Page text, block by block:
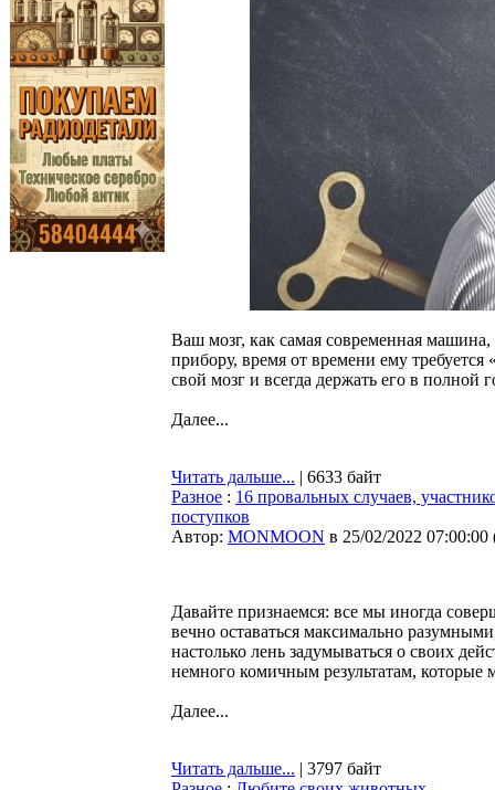
Ваш мозг, как самая современная
прибору, время от времени ему требуется
свой мозг и всегда держать его в полной
Далее...
Читать дальше... | 6633 байт
Разное : 16 провальных случаев,
поступков
Автор: MONMOON в 25/02/2022 07:00:00
Давайте признаемся: все мы иногда
вечно оставаться максимально
настолько лень задумываться о своих
немного комичным результатам, которые
Далее...
Читать дальше... | 3797 байт